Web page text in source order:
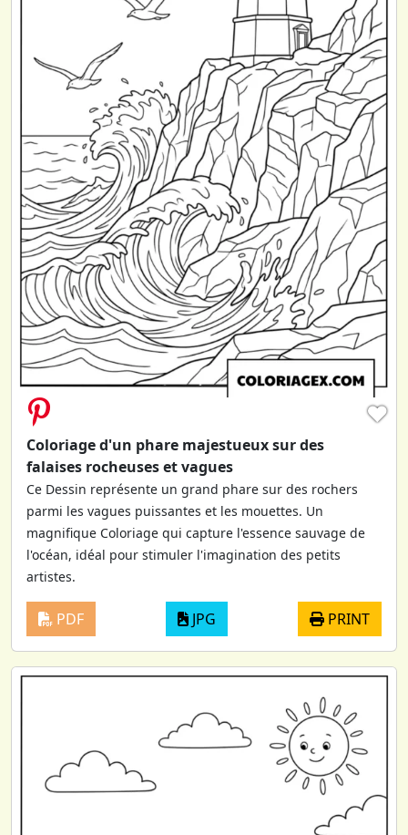
♥
Coloriage d'un phare majestueux sur des
falaises rocheuses et vagues
Ce Dessin représente un grand phare sur des rochers
parmi les vagues puissantes et les mouettes. Un
magnifique Coloriage qui capture l'essence sauvage de
l'océan, idéal pour stimuler l'imagination des petits
artistes.
PDF JPG PRINT